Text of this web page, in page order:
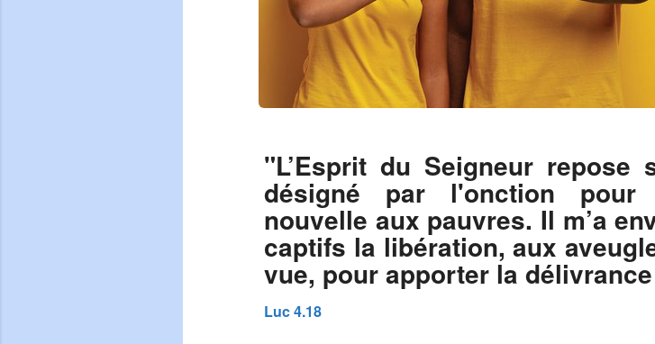
"L’Esprit du Seigneur repose
désigné par l'onction pour
nouvelle aux pauvres. Il m’a
captifs la libération, aux
vue, pour apporter la
Luc 4.18